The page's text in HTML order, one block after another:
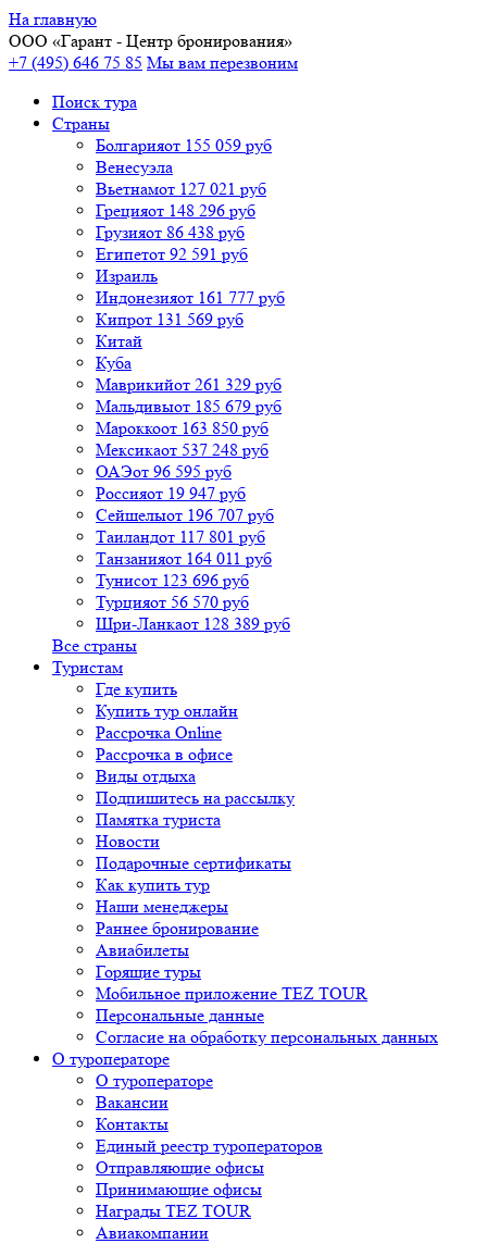
На главную
ООО «Гарант - Центр бронирования»
+7 (495) 646 75 85 Мы вам перезвоним
Поиск тура
Cтраны
Болгарияот 155 059 руб
Венесуэла
Вьетнамот 127 021 руб
Грецияот 148 296 руб
Грузияот 86 438 руб
Египетот 92 591 руб
Израиль
Индонезияот 161 777 руб
Кипрот 131 569 руб
Китай
Куба
Маврикийот 261 329 руб
Мальдивыот 185 679 руб
Мароккоот 163 850 руб
Мексикаот 537 248 руб
ОАЭот 96 595 руб
Россияот 19 947 руб
Сейшелыот 196 707 руб
Таиландот 117 801 руб
Танзанияот 164 011 руб
Тунисот 123 696 руб
Турцияот 56 570 руб
Шри-Ланкаот 128 389 руб
Все страны
Туристам
Где купить
Купить тур онлайн
Рассрочка Online
Рассрочка в офисе
Виды отдыха
Подпишитесь на рассылку
Памятка туриста
Новости
Подарочные сертификаты
Как купить тур
Наши менеджеры
Раннее бронирование
Авиабилеты
Горящие туры
Мобильное приложение TEZ TOUR
Персональные данные
Согласие на обработку персональных данных
О туроператоре
О туроператоре
Вакансии
Контакты
Единый реестр туроператоров
Отправляющие офисы
Принимающие офисы
Награды TEZ TOUR
Авиакомпании